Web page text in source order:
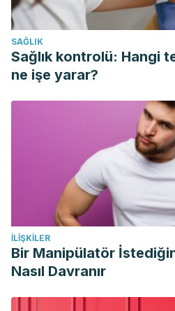
Pingitore, A., Lima, G. P.,
G., & Vassalle, C. (2015).
potential effects of antioxidant
sports. Nutrition (Burbank, Los
8), 916–922. https://doi.org/
R P Heaney, C M Weaver, R R
absorbability from spinach.
Clinical Nutrition. https://doi.org/
Paul J. Arciero, Christopher L.
Pressman, Michael J.
Zwicky and Christine A. Steele.
Protein and Combined High
Resistance Exercise Improves
Cardiovascular Risk Factors.
https://
SAĞLIK
Sağlık kontrolü: Hangi
ne işe yarar?
İLIŞKILER
Bir Manipülatör
Nasıl Davranır